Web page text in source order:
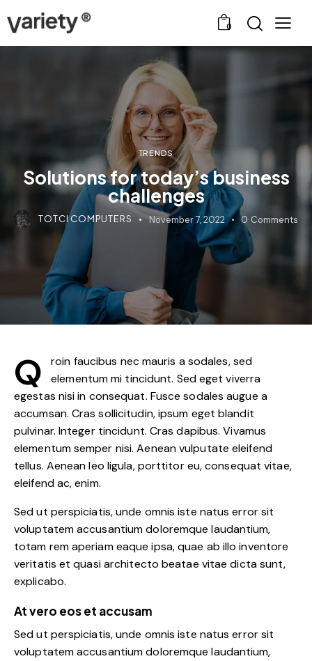
0
TRENDS
Solutions for today’s business
challenges
TOTCI COMPUTERS November 7, 2022 0 Comments
Q
roin faucibus nec mauris a sodales, sed
elementum mi tincidunt. Sed eget viverra
egestas nisi in consequat. Fusce sodales augue a
accumsan. Cras sollicitudin, ipsum eget blandit
pulvinar. Integer tincidunt. Cras dapibus. Vivamus
elementum semper nisi. Aenean vulputate eleifend
tellus. Aenean leo ligula, porttitor eu, consequat vitae,
eleifend ac, enim.
Sed ut perspiciatis, unde omnis iste natus error sit
voluptatem accusantium doloremque laudantium,
totam rem aperiam eaque ipsa, quae ab illo inventore
veritatis et quasi architecto beatae vitae dicta sunt,
explicabo.
At vero eos et accusam
Sed ut perspiciatis, unde omnis iste natus error sit
voluptatem accusantium doloremque laudantium,